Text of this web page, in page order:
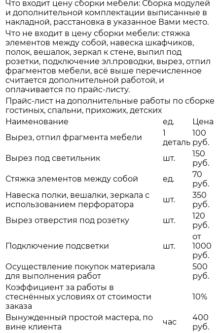
Что входит цену сборки мебели: Сборка модулей
и дополнительной комплектации выписанные в
накладной, расстановка в указанное Вами место.
Что не входит в цену сборки мебели: стяжка
элементов между собой, навеска шкафчиков,
полок, вешалок, зеркал к стене, выпил под
розетки, подключение эл.проводки, вырез, отпил
фрагментов мебели, всё выше перечисленное
считается дополнительной работой, и
оплачивается по прайс-листу.
Прайс-лист на дополнительные работы по сборке
гостиных, спальни, прихожих, детских
Наименование
ед.
Цена
Вырез, отпил фрагмента мебели
1
деталь
100
руб.
Вырез под светильник
шт.
150
руб.
Стяжка элементов между собой
ед.
70
руб.
Навеска полки, вешалки, зеркала с
использованием перфоратора
шт.
350
руб.
Вырез отверстия под розетку
шт.
120
руб.
Подключение подсветки шт.
от
1000
руб.
Осуществление покупок материала
для выполнения работ
500
руб.
Коэффициент за работы в
стеснённых условиях от стоимости
заказа
10%
Вынужденный простой мастера, по
вине клиента
час
400
руб.